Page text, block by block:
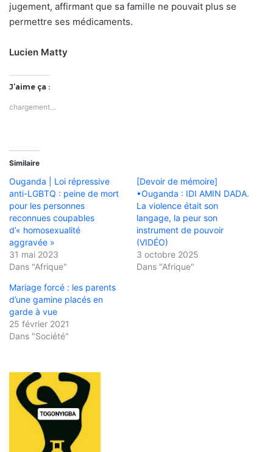
jugement, affirmant que sa famille ne pouvait plus se
permettre ses médicaments.
Lucien Matty
J’aime ça :
chargement…
Similaire
Ouganda | Loi répressive
anti-LGBTQ : peine de mort
pour les personnes
reconnues coupables
d’« homosexualité
aggravée »
31 mai 2023
Dans "Afrique"
[Devoir de mémoire]
•Ouganda : IDI AMIN DADA.
La violence était son
langage, la peur son
instrument de pouvoir
(VIDÉO)
3 octobre 2025
Dans "Afrique"
Mariage forcé : les parents
d’une gamine placés en
garde à vue
25 février 2021
Dans "Société"